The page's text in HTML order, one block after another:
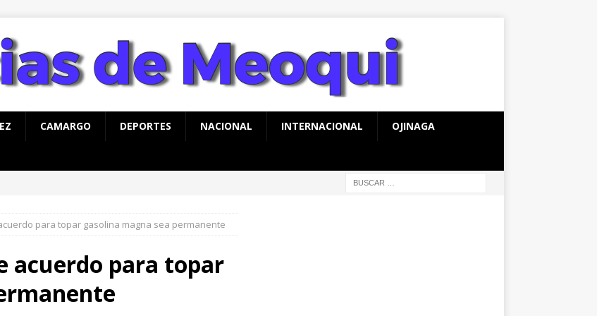
CAMARGO DEPORTES NACIONAL INTERNACIONAL OJINAGA
para topar gasolina magna sea permanente
acuerdo para topar